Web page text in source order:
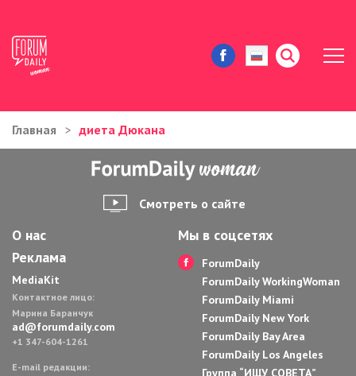
ЖИЗНЬ И ИСТОРИИ
ИММИГРАЦИЯ В США
АВТОРСКИЕ КОЛОНКИ
ЗДОРОВЬЕ И КРАСОТА
ДОМ И ЕДА
Главная диета Дюкана
Смотреть о сайте
О нас
Реклама
MediaKit
Контактное лицо:
Марина Баранчук
ad@forumdaily.com
+1 347-604-1261
E-mail редакции:
Мы в соцсетях
ForumDaily
ForumDaily WorkingWoman
ForumDaily Miami
ForumDaily New York
ForumDaily Bay Area
ForumDaily Los Angeles
Группа “ИЩУ СОВЕТА”